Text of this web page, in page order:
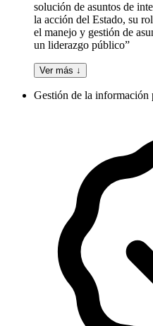
solución de asuntos de
la acción del Estado, su
el manejo y gestión de
un liderazgo público”
Ver más ↓
Gestión de la información